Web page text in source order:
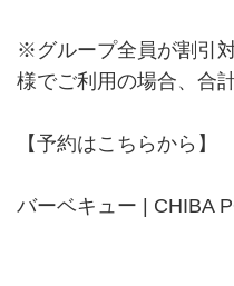
※グループ全員が割引
様でご利用の場合、合
【予約はこちらから】
バーベキュー | CHIBA